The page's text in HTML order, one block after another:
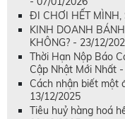
ĐI CHƠI HẾT MÌNH,
KINH DOANH
KHÔNG? - 23/12/
Thời Hạn Nộp Báo
Cập Nhật Mới Nhất
Cách nhận biết một
13/12/2025
Tiêu huỷ hàng hoá